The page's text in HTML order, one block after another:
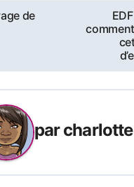
de
parcharlotte